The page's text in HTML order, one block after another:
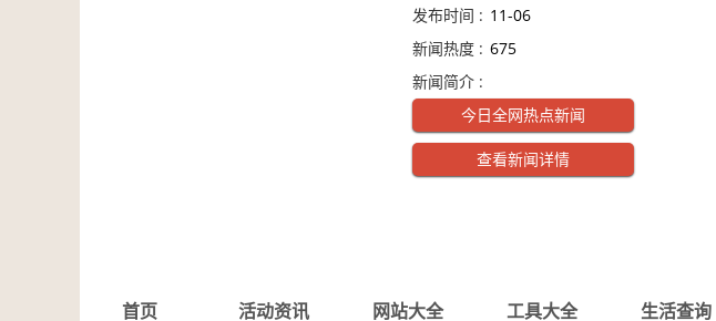
发布时间 : 11-06
新闻热度 : 675
新闻简介 :
全网热点新闻快报，一站快速了解天下最
布会举行，为天然可持续再生材料正名
今日全网热点新闻
查看新闻详情
首页 活动资讯 网站大全 工具大全 生活查询